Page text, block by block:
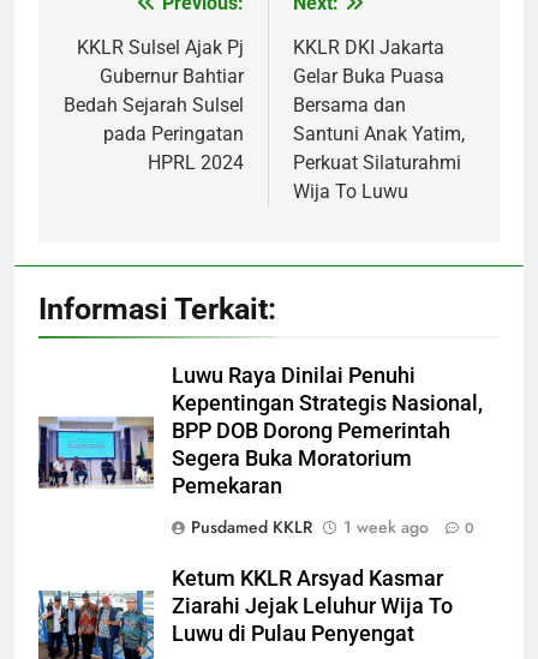
navigation
KKLR Sulsel Ajak Pj
Gubernur Bahtiar
Bedah Sejarah Sulsel
pada Peringatan
HPRL 2024
KKLR DKI Jakarta
Gelar Buka Puasa
Bersama dan
Santuni Anak Yatim,
Perkuat Silaturahmi
Wija To Luwu
Informasi Terkait:
Luwu Raya Dinilai Penuhi
Kepentingan Strategis Nasional,
BPP DOB Dorong Pemerintah
Segera Buka Moratorium
Pemekaran
Pusdamed KKLR
1 week ago 0
Ketum KKLR Arsyad Kasmar
Ziarahi Jejak Leluhur Wija To
Luwu di Pulau Penyengat